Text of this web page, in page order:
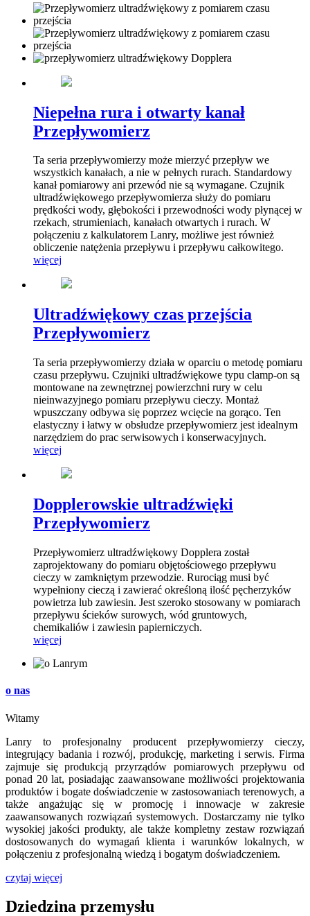
Niepełna rura i otwarty kanał
Przepływomierz
Ta seria przepływomierzy może mierzyć przepływ we
wszystkich kanałach, a nie w pełnych rurach. Standardowy
kanał pomiarowy ani przewód nie są wymagane. Czujnik
ultradźwiękowego przepływomierza służy do pomiaru
prędkości wody, głębokości i przewodności wody płynącej w
rzekach, strumieniach, kanałach otwartych i rurach. W
połączeniu z kalkulatorem Lanry, możliwe jest również
obliczenie natężenia przepływu i przepływu całkowitego.
więcej
Ultradźwiękowy czas przejścia
Przepływomierz
Ta seria przepływomierzy działa w oparciu o metodę pomiaru
czasu przepływu. Czujniki ultradźwiękowe typu clamp-on są
montowane na zewnętrznej powierzchni rury w celu
nieinwazyjnego pomiaru przepływu cieczy. Montaż
wpuszczany odbywa się poprzez wcięcie na gorąco. Ten
elastyczny i łatwy w obsłudze przepływomierz jest idealnym
narzędziem do prac serwisowych i konserwacyjnych.
więcej
Dopplerowskie ultradźwięki
Przepływomierz
Przepływomierz ultradźwiękowy Dopplera został
zaprojektowany do pomiaru objętościowego przepływu
cieczy w zamkniętym przewodzie. Rurociąg musi być
wypełniony cieczą i zawierać określoną ilość pęcherzyków
powietrza lub zawiesin. Jest szeroko stosowany w pomiarach
przepływu ścieków surowych, wód gruntowych,
chemikaliów i zawiesin papierniczych.
więcej
o nas
Witamy
Lanry to profesjonalny producent przepływomierzy cieczy,
integrujący badania i rozwój, produkcję, marketing i serwis. Firma
zajmuje się produkcją przyrządów pomiarowych przepływu od
ponad 20 lat, posiadając zaawansowane możliwości projektowania
produktów i bogate doświadczenie w zastosowaniach terenowych, a
także angażując się w promocję i innowacje w zakresie
zaawansowanych rozwiązań systemowych. Dostarczamy nie tylko
wysokiej jakości produkty, ale także kompletny zestaw rozwiązań
dostosowanych do wymagań klienta i warunków lokalnych, w
połączeniu z profesjonalną wiedzą i bogatym doświadczeniem.
czytaj więcej
Dziedzina przemysłu